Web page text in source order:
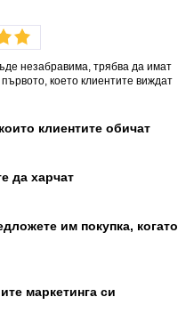
незабравима, трябва да имат
което клиентите виждат
клиентите обичат
да харчат
им покупка, когато
маркетинга си